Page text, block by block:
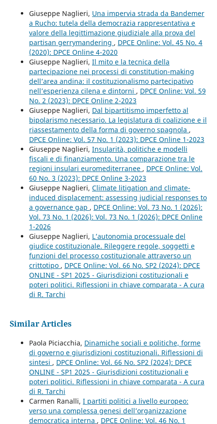
Giuseppe Naglieri, Una impervia strada da Bandemer
a Rucho: tutela della democrazia rappresentativa e
valore della legittimazione giudiziale alla prova del
partisan gerrymandering , DPCE Online: Vol. 45 No. 4
(2020): DPCE Online 4-2020
Giuseppe Naglieri, Il mito e la tecnica della
partecipazione nei processi di constitution-making
dell’area andina: il costituzionalismo partecipativo
nell’esperienza cilena e dintorni , DPCE Online: Vol. 59
No. 2 (2023): DPCE Online 2-2023
Giuseppe Naglieri, Dal bipartitismo imperfetto al
bipolarismo necessario. La legislatura di coalizione e il
riassestamento della forma di governo spagnola ,
DPCE Online: Vol. 57 No. 1 (2023): DPCE Online 1-2023
Giuseppe Naglieri, Insularità, politiche e modelli
fiscali e di finanziamento. Una comparazione tra le
regioni insulari euromediterranee , DPCE Online: Vol.
60 No. 3 (2023): DPCE Online 3-2023
Giuseppe Naglieri, Climate litigation and climate-
induced displacement: assessing judicial responses to
a governance gap , DPCE Online: Vol. 73 No. 1 (2026):
Vol. 73 No. 1 (2026): Vol. 73 No. 1 (2026): DPCE Online
1-2026
Giuseppe Naglieri, L’autonomia processuale del
giudice costituzionale. Rileggere regole, soggetti e
funzioni del processo costituzionale attraverso un
crittotipo , DPCE Online: Vol. 66 No. SP2 (2024): DPCE
ONLINE - SP1 2025 - Giurisdizioni costituzionali e
poteri politici. Riflessioni in chiave comparata - A cura
di R. Tarchi
Similar Articles
Paola Piciacchia, Dinamiche sociali e politiche, forme
di governo e giurisdizioni costituzionali. Riflessioni di
sintesi , DPCE Online: Vol. 66 No. SP2 (2024): DPCE
ONLINE - SP1 2025 - Giurisdizioni costituzionali e
poteri politici. Riflessioni in chiave comparata - A cura
di R. Tarchi
Carmen Ranalli, I partiti politici a livello europeo:
verso una complessa genesi dell’organizzazione
democratica interna , DPCE Online: Vol. 46 No. 1